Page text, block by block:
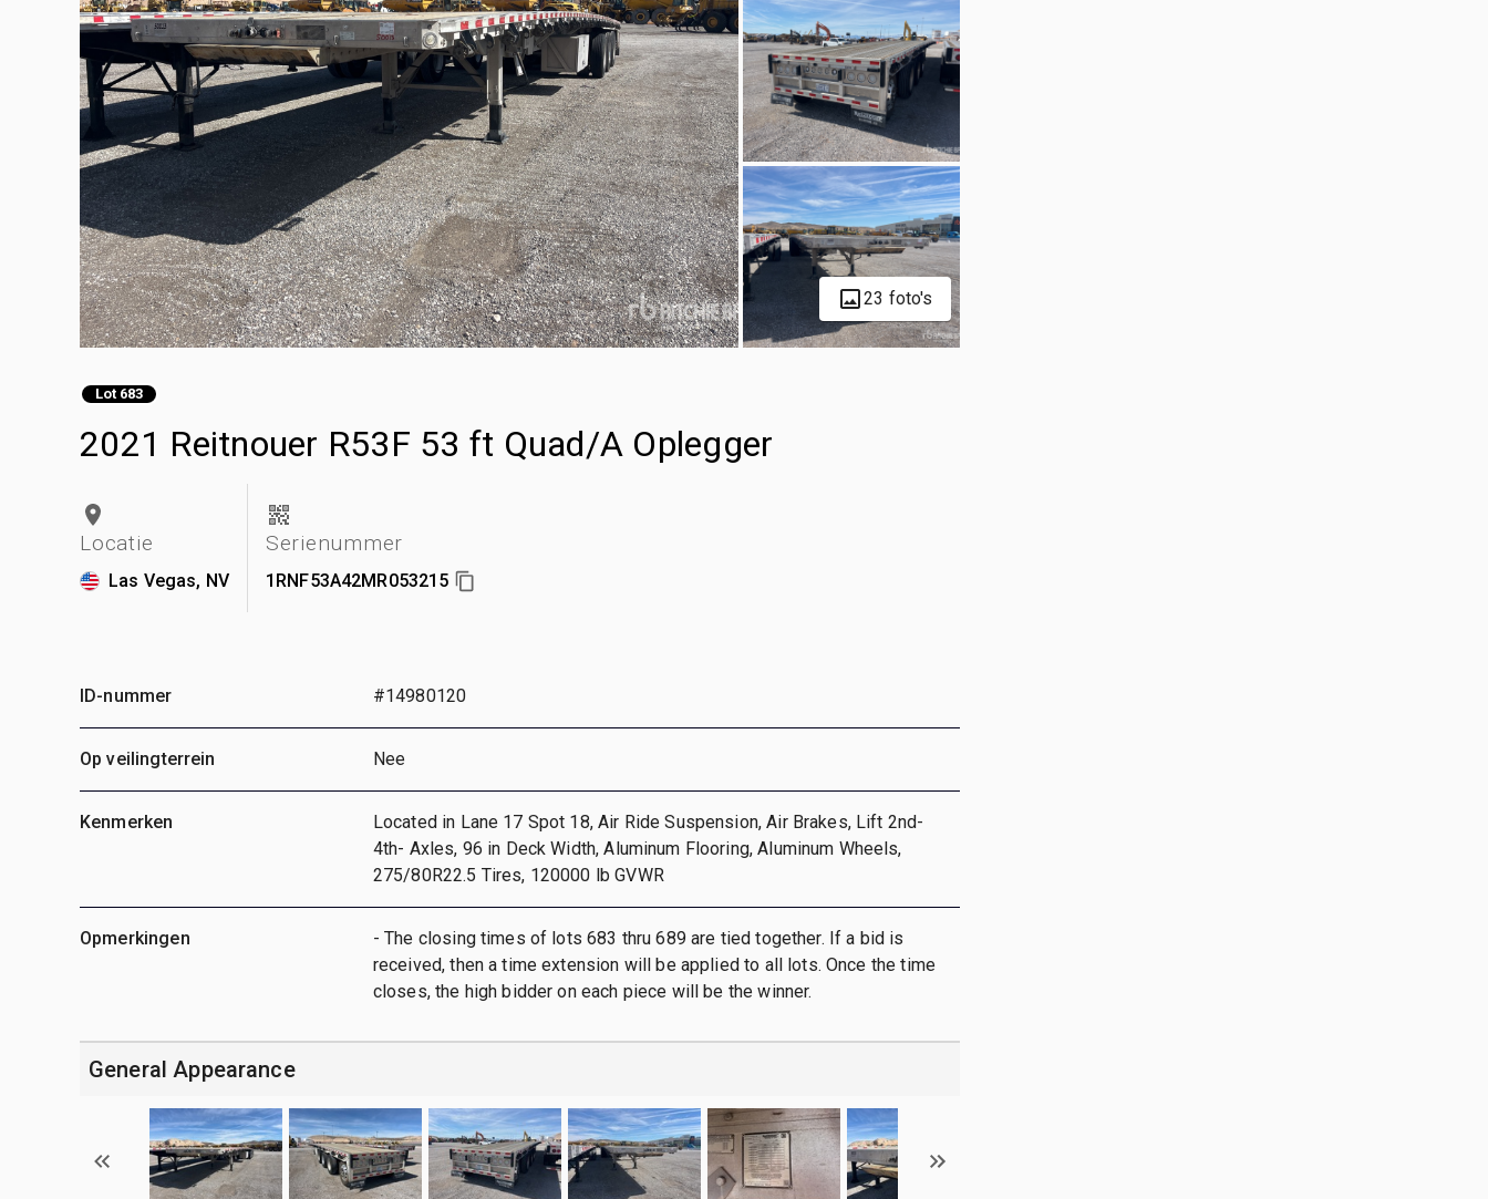
23 foto's
Lot 683
2021 Reitnouer R53F 53 ft Quad/A Oplegger
Locatie
Las Vegas, NV
Serienummer
1RNF53A42MR053215
ID-nummer #14980120
Op veilingterrein Nee
Kenmerken
Located in Lane 17 Spot 18, Air Ride Suspension, Air Brakes, Lift 2nd-
4th- Axles, 96 in Deck Width, Aluminum Flooring, Aluminum Wheels,
275/80R22.5 Tires, 120000 lb GVWR
Opmerkingen
- The closing times of lots 683 thru 689 are tied together. If a bid is
received, then a time extension will be applied to all lots. Once the time
closes, the high bidder on each piece will be the winner.
General Appearance